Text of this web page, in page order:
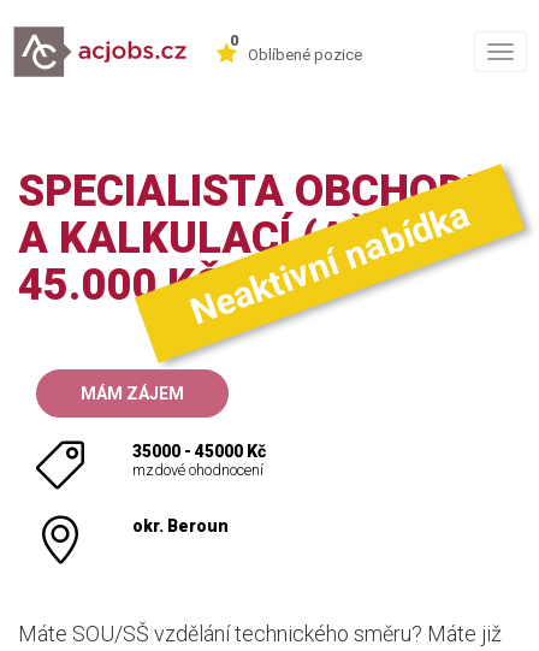
0
Oblíbené pozice
SPECIALISTA OBCHODU
A KALKULACÍ (AŽ
45.000 KČ)Neaktivní nabídka
MÁM ZÁJEM
35000 - 45000 Kč
mzdové ohodnocení
okr. Beroun
Máte SOU/SŠ vzdělání technického směru? Máte již